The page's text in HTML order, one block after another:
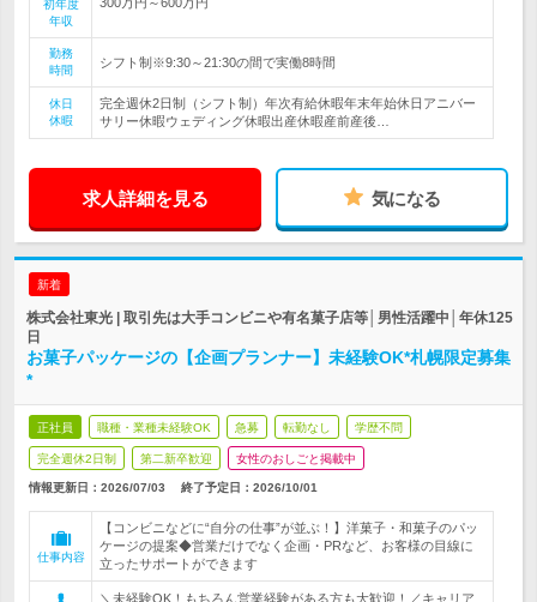
初年度
年収
勤務
時間
シフト制※9:30～21:30の間で実働8時間
休日
休暇
完全週休2日制（シフト制）年次有給休暇年末年始休日アニバー
サリー休暇ウェディング休暇出産休暇産前産後…
求人詳細を見る 気になる
新着
株式会社東光 | 取引先は大手コンビニや有名菓子店等│男性活躍中│年休125
日
お菓子パッケージの【企画プランナー】未経験OK*札幌限定募集
*
正社員 職種・業種未経験OK 急募 転勤なし 学歴不問
完全週休2日制 第二新卒歓迎 女性のおしごと掲載中
情報更新日：2026/07/03 終了予定日： 2026/10/01
仕事内容
【コンビニなどに“自分の仕事”が並ぶ！】洋菓子・和菓子のパッ
ケージの提案◆営業だけでなく企画・PRなど、お客様の目線に
立ったサポートができます
＼未経験OK！もちろん営業経験がある方も大歓迎！／キャリア